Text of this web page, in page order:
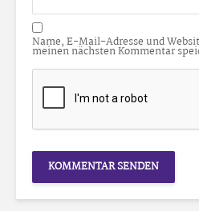
Name, E-Mail-Adresse und
meinen nächsten Kommentar